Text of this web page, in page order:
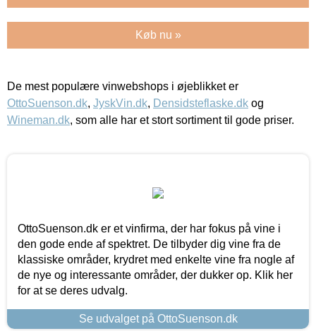
Køb nu »
De mest populære vinwebshops i øjeblikket er
OttoSuenson.dk, JyskVin.dk, Densidsteflaske.dk og
Wineman.dk, som alle har et stort sortiment til gode priser.
OttoSuenson.dk er et vinfirma, der har fokus på vine i
den gode ende af spektret. De tilbyder dig vine fra de
klassiske områder, krydret med enkelte vine fra nogle af
de nye og interessante områder, der dukker op. Klik her
for at se deres udvalg.
Se udvalget på OttoSuenson.dk